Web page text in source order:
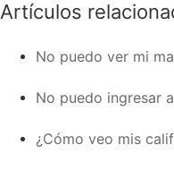
Artículos
No puedo ver mi
No puedo ingresar
¿Cómo veo mis